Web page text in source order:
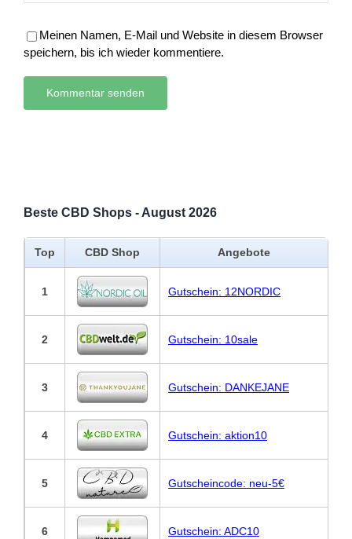
Meinen Namen, E-Mail und Website in diesem Browser
speichern, bis ich wieder kommentiere.
Beste CBD Shops - August 2026
Top CBD Shop Angebote
1 Gutschein: 12NORDIC
2 Gutschein: 10sale
3 Gutschein: DANKEJANE
4 Gutschein: aktion10
5 Gutscheincode: neu-5€
6 Gutschein: ADC10